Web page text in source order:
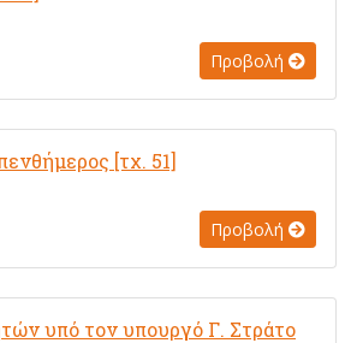
Προβολή
[τχ. 51]
Προβολή
υπό τον υπουργό Γ. Στράτο